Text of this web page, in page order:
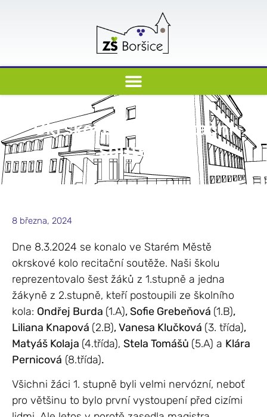
Okrskové kolo recitační
soutěže
8 března, 2024
Dne 8.3.2024 se konalo ve Starém Městě
okrskové kolo recitační soutěže. Naši školu
reprezentovalo šest žáků z 1.stupně a jedna
žákyně z 2.stupně, kteří postoupili ze školního
kola: Ondřej Burda (1.A), Sofie Grebeňová (1.B),
Liliana Knapová (2.B), Vanesa Klučková (3. třída),
Matyáš Kolaja (4.třída), Stela Tomášů (5.A) a Klára
Pernicová (8.třída).
Všichni žáci 1. stupně byli velmi nervózní, neboť
pro většinu to bylo první vystoupení před cizími